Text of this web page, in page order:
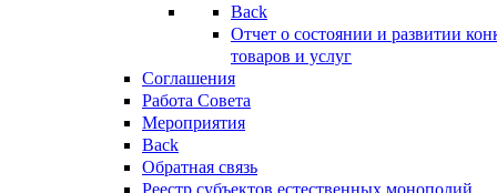
Back
Отчет о состоянии и развитии
товаров и услуг
Соглашения
Работа Совета
Мероприятия
Back
Обратная связь
Реестр субъектов естественных монополий